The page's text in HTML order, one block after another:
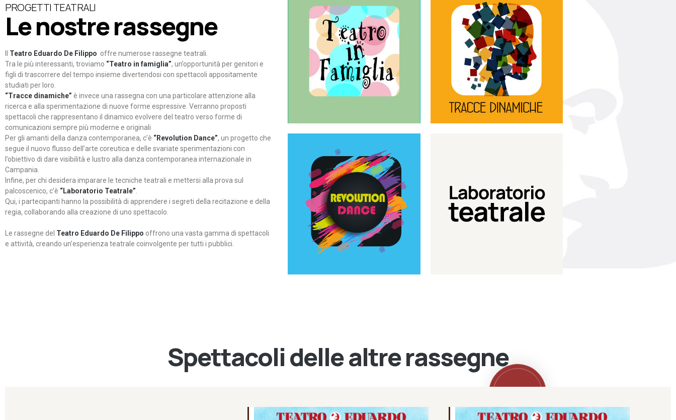
PROGETTI TEATRALI
Le nostre rassegne
Teatro Eduardo De Filippo offre numerose rassegne teatrali.
Tra le più interessanti, troviamo “Teatro in famiglia”, un’opportunità per genitori e
figli di trascorrere del tempo insieme divertendosi con spettacoli appositamente
studiati per loro.
“Tracce dinamiche” è invece una rassegna con una particolare attenzione alla
ricerca e alla sperimentazione di nuove forme espressive. Verranno proposti
spettacoli che rappresentano il dinamico evolvere del teatro verso forme di
comunicazioni sempre più moderne e originali
Per gli amanti della danza contemporanea, c’è “Revolution Dance”, un progetto che
segue il nuovo flusso dell’arte coreutica e delle svariate sperimentazioni con
l’obiettivo di dare visibilità e lustro alla danza contemporanea internazionale in
Campania.
Infine, per chi desidera imparare le tecniche teatrali e mettersi alla prova sul
palcoscenico, c’è “Laboratorio Teatrale”
Qui, i partecipanti hanno la possibilità di apprendere i segreti della recitazione e della
regia, collaborando alla creazione di uno spettacolo.
Le rassegne del Teatro Eduardo De Filippo offrono una vasta gamma di spettacoli
e attività, creando un’esperienza teatrale coinvolgente per tutti i pubblici.
Teatro in famiglia
Teatro In Famiglia è una
rassegna di teatro concepita
per far condividere e godere
del teatro all’intera famiglia.
Continua
Tracce dinamiche
Tracce Dinamiche è una
rassegna di teatro
d’innovazione e sperimentale.
Continua
Revolution Dance
Rassegna di danza
contemporanea – I Edizione
Continua
Laboratorio di teatro del
Teatro Eduardo de Filippo
Spettacoli delle altre rassegne